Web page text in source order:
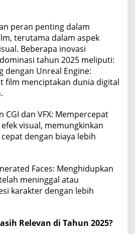
peran penting dalam
terutama dalam aspek
Beberapa inovasi
tahun 2025 meliputi:
dengan Unreal Engine:
film menciptakan dunia digital
CGI dan VFX: Mempercepat
visual, memungkinkan
dengan biaya lebih
Faces: Menghidupkan
meninggal atau
karakter dengan lebih
Relevan di Tahun 2025?